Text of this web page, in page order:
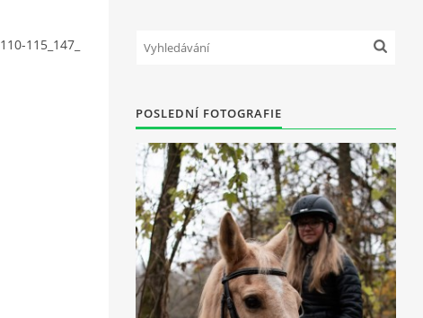
110-115_147_
POSLEDNÍ FOTOGRAFIE